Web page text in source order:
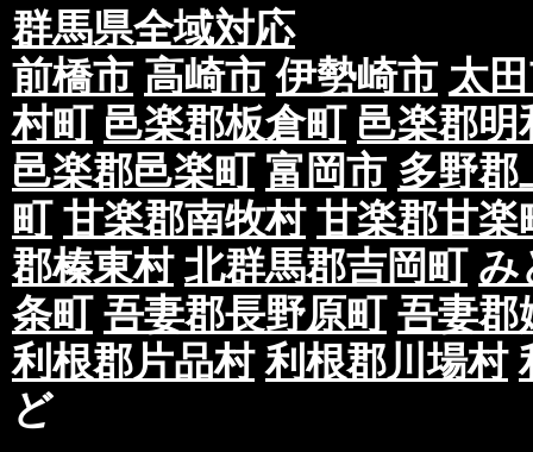
群馬県全域対応
前橋市 高崎市 伊勢崎市 太
村町 邑楽郡板倉町 邑楽郡明
邑楽郡邑楽町 富岡市 多野郡
町 甘楽郡南牧村 甘楽郡甘楽
郡榛東村 北群馬郡吉岡町 み
条町 吾妻郡長野原町 吾妻郡
利根郡片品村 利根郡川場村
ど